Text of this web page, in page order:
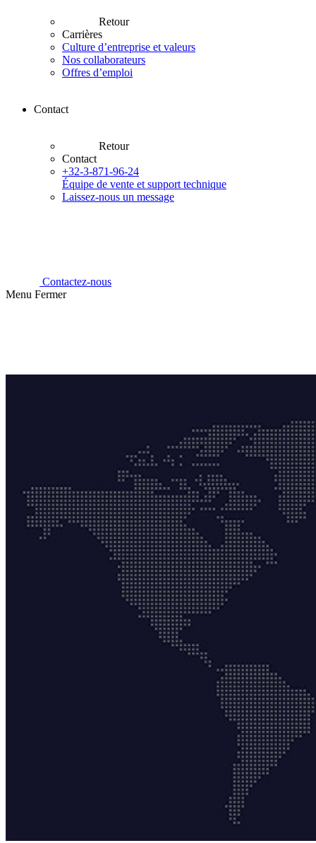
Retour
Carrières
Culture d’entreprise et valeurs
Nos collaborateurs
Offres d’emploi
Contact
Retour
Contact
+32-3-871-96-24
Équipe de vente et support technique
Laissez-nous un message
Contactez-nous
Menu Fermer